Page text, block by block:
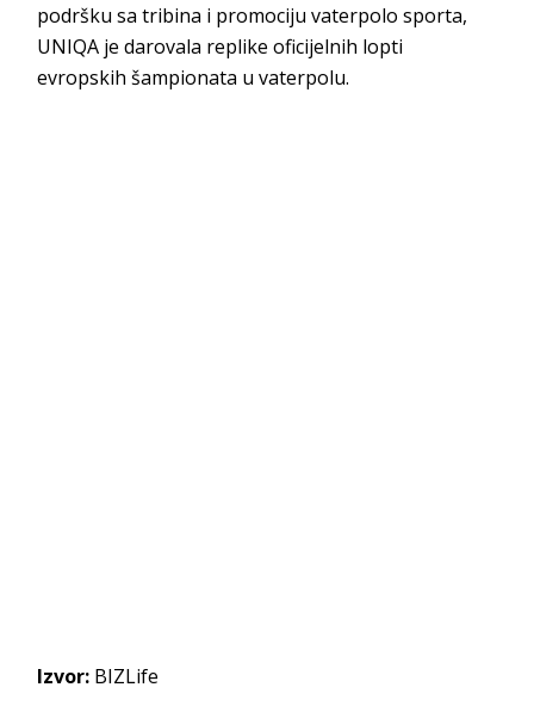
podršku sa tribina i promociju vaterpolo sporta,
UNIQA je darovala replike oficijelnih lopti
evropskih šampionata u vaterpolu.
Izvor: BIZLife